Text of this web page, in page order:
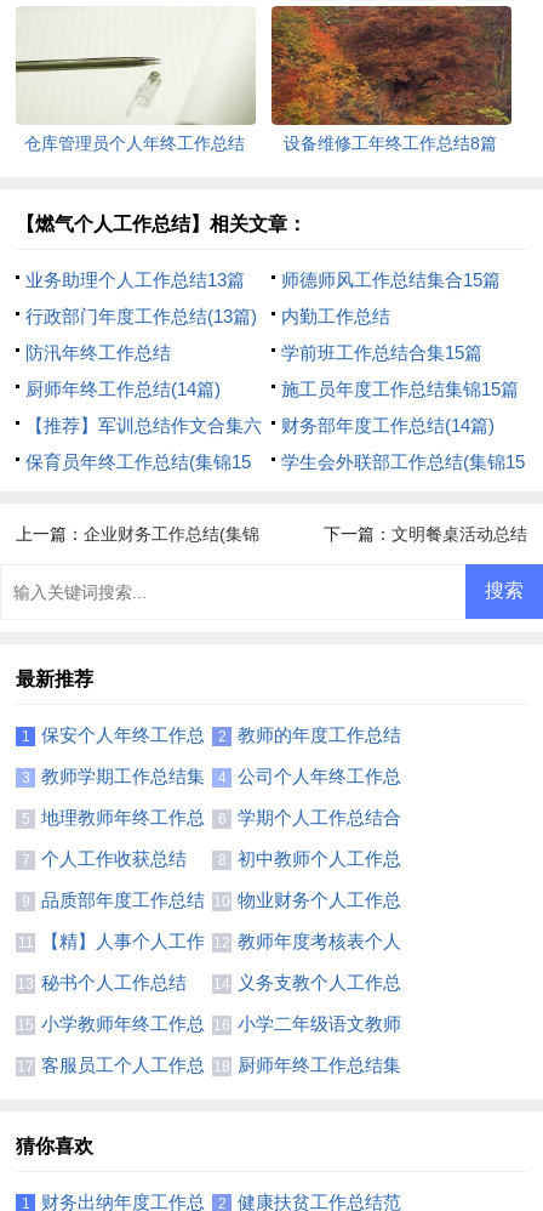
仓库管理员个人年终工作总结
设备维修工年终工作总结8篇
【燃气个人工作总结】相关文章：
业务助理个人工作总结13篇
师德师风工作总结集合15篇
行政部门年度工作总结(13篇)
内勤工作总结
防汛年终工作总结
学前班工作总结合集15篇
厨师年终工作总结(14篇)
施工员年度工作总结集锦15篇
【推荐】军训总结作文合集六
篇
财务部年度工作总结(14篇)
保育员年终工作总结(集锦15
学生会外联部工作总结(集锦15
上一篇：企业财务工作总结(集锦
下一篇： 文明餐桌活动总结
最新推荐
1
保安个人年终工作总
结(精选15篇)
2
教师的年度工作总结
15篇
3
教师学期工作总结集
锦15篇
4
公司个人年终工作总
结【热门】
5
地理教师年终工作总
结(合集14篇)
6
学期个人工作总结合
集15篇
7 个人工作收获总结 8
初中教师个人工作总
结汇编15篇
9
品质部年度工作总结
汇编15篇
10 物业财务个人工作总
结(10篇)
11
【精】人事个人工作
总结
12 教师年度考核表个人
工作总结(合集15篇)
13 秘书个人工作总结
(合集15篇)
14
义务支教个人工作总
结
15 小学教师年终工作总
结集锦15篇
16 小学二年级语文教师
工作总结(15篇)
17 客服员工个人工作总
18
厨师年终工作总结集
猜你喜欢
1 财务出纳年度工作总 2 健康扶贫工作总结范